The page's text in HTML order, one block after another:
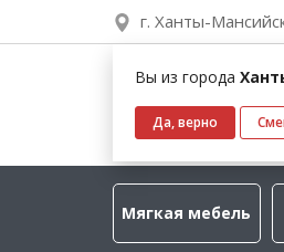
г. Ханты-
Вы из города
Да, верно
Мягкая мебель